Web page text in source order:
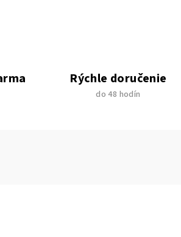
Rýchle doručenie
do 48 hodín